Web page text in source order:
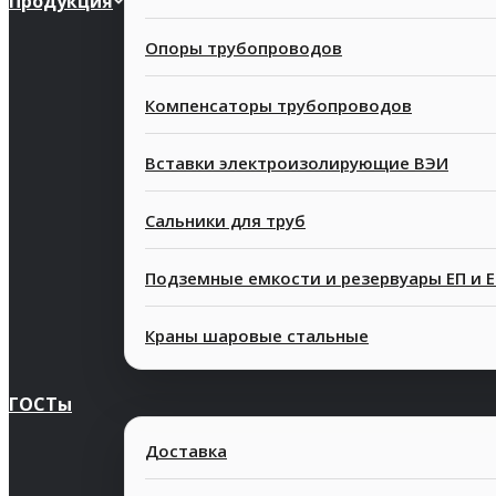
Опоры трубопроводов
Компенсаторы трубопроводов
Вставки электроизолирующие ВЭИ
Сальники для труб
Подземные емкости и резервуары ЕП и
Краны шаровые стальные
ГОСТы
Доставка